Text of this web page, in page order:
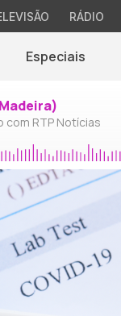
RÁDIO
Especiais
com RTP Notícias